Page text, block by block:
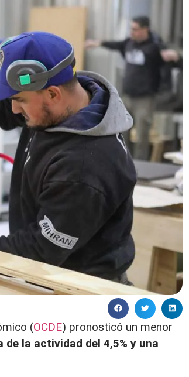
(OCDE) pronosticó un menor
de la actividad del 4,5% y una